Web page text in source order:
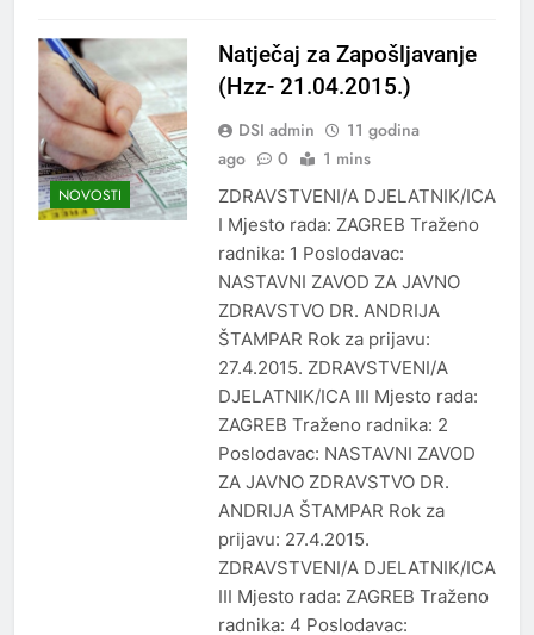
NOVOSTI
Natječaj za Zapošljavanje
(Hzz- 21.04.2015.)
DSI admin
11 godina
ago
0 1 mins
ZDRAVSTVENI/A DJELATNIK/ICA
I Mjesto rada: ZAGREB Traženo
radnika: 1 Poslodavac:
NASTAVNI ZAVOD ZA JAVNO
ZDRAVSTVO DR. ANDRIJA
ŠTAMPAR Rok za prijavu:
27.4.2015. ZDRAVSTVENI/A
DJELATNIK/ICA III Mjesto rada:
ZAGREB Traženo radnika: 2
Poslodavac: NASTAVNI ZAVOD
ZA JAVNO ZDRAVSTVO DR.
ANDRIJA ŠTAMPAR Rok za
prijavu: 27.4.2015.
ZDRAVSTVENI/A DJELATNIK/ICA
III Mjesto rada: ZAGREB Traženo
radnika: 4 Poslodavac: